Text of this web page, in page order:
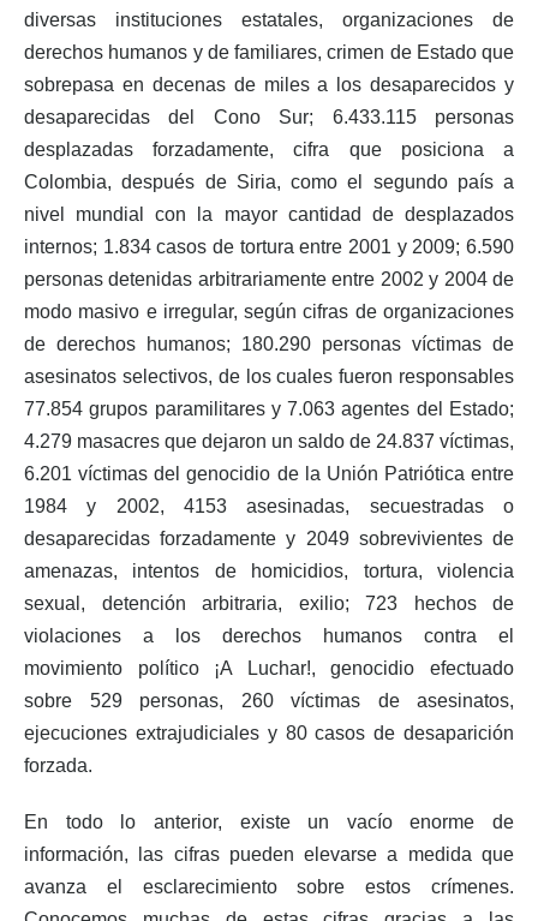
diversas instituciones estatales, organizaciones de
derechos humanos y de familiares, crimen de Estado que
sobrepasa en decenas de miles a los desaparecidos y
desaparecidas del Cono Sur; 6.433.115 personas
desplazadas forzadamente, cifra que posiciona a
Colombia, después de Siria, como el segundo país a
nivel mundial con la mayor cantidad de desplazados
internos; 1.834 casos de tortura entre 2001 y 2009; 6.590
personas detenidas arbitrariamente entre 2002 y 2004 de
modo masivo e irregular, según cifras de organizaciones
de derechos humanos; 180.290 personas víctimas de
asesinatos selectivos, de los cuales fueron responsables
77.854 grupos paramilitares y 7.063 agentes del Estado;
4.279 masacres que dejaron un saldo de 24.837 víctimas,
6.201 víctimas del genocidio de la Unión Patriótica entre
1984 y 2002, 4153 asesinadas, secuestradas o
desaparecidas forzadamente y 2049 sobrevivientes de
amenazas, intentos de homicidios, tortura, violencia
sexual, detención arbitraria, exilio; 723 hechos de
violaciones a los derechos humanos contra el
movimiento político ¡A Luchar!, genocidio efectuado
sobre 529 personas, 260 víctimas de asesinatos,
ejecuciones extrajudiciales y 80 casos de desaparición
forzada.
En todo lo anterior, existe un vacío enorme de
información, las cifras pueden elevarse a medida que
avanza el esclarecimiento sobre estos crímenes.